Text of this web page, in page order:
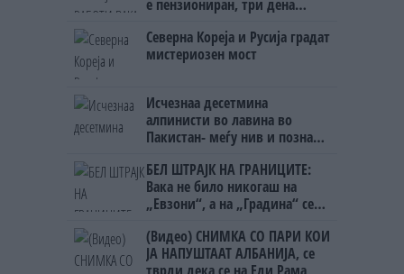
е пензиониран, три дена
на бизнисменот Марковски
Северна Кореја и Русија градат
мистериозен мост
Исчезнаа десетмина
алпинисти во лавина во
Пакистан- меѓу нив и познат
БЕЛ ШТРАЈК НА ГРАНИЦИТЕ:
Вака не било никогаш на
„Евзони“, а на „Градина“ се
(Видео) СНИМКА СО ПАРИ КОИ
ЈА НАПУШТААТ АЛБАНИЈА, се